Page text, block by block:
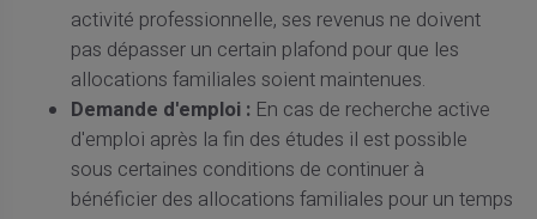
activité professionnelle, ses revenus ne doivent
pas dépasser un certain plafond pour que les
allocations familiales soient maintenues.
Demande d'emploi : En cas de recherche active
d'emploi après la fin des études il est possible
sous certaines conditions de continuer à
bénéficier des allocations familiales pour un temps